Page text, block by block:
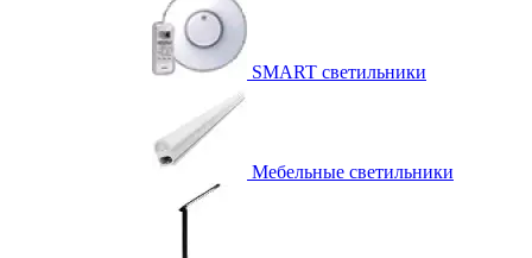
SMART светильники
Мебельные светильники